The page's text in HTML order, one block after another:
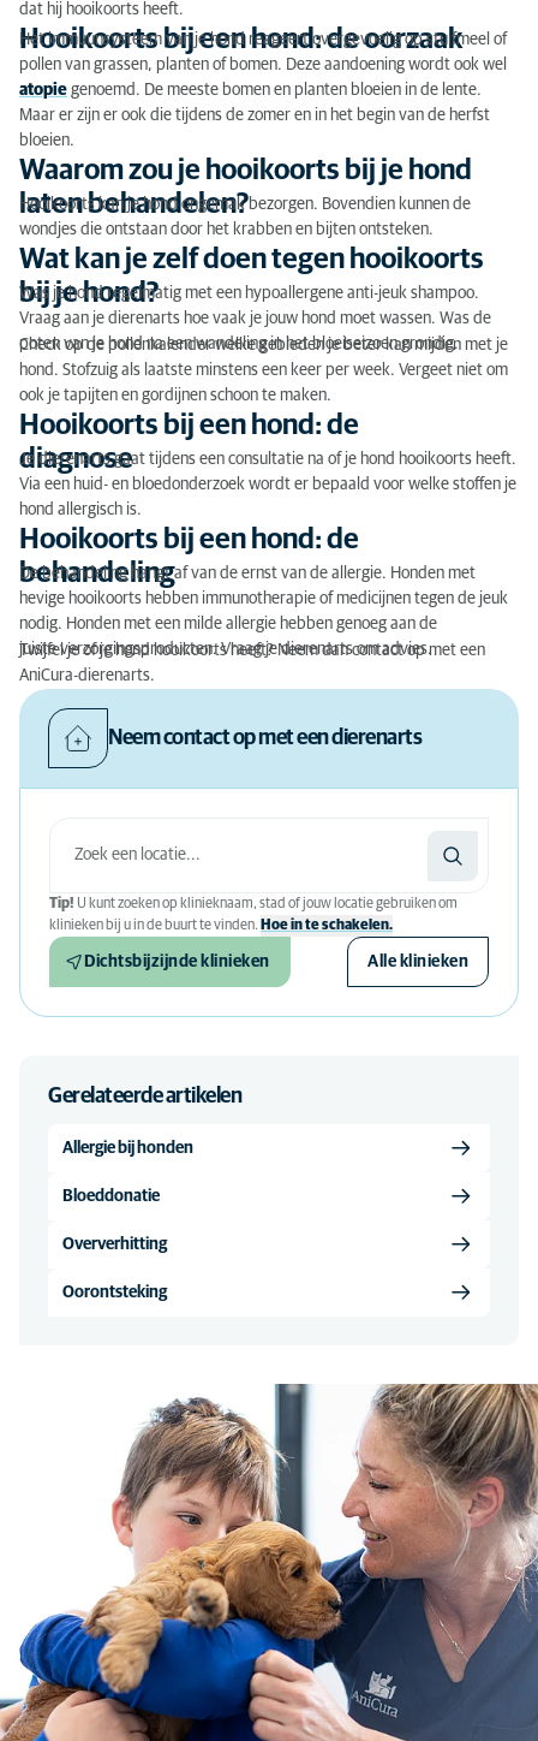
dat hij hooikoorts heeft.
Hooikoorts bij een hond: de oorzaak
Het immuunsysteem van je hond reageert overgevoelig op stuifmeel of
pollen van grassen, planten of bomen. Deze aandoening wordt ook wel
atopie genoemd. De meeste bomen en planten bloeien in de lente.
Maar er zijn er ook die tijdens de zomer en in het begin van de herfst
bloeien.
Waarom zou je hooikoorts bij je hond
laten behandelen?
Hooikoorts kan je hond ongemak bezorgen. Bovendien kunnen de
wondjes die ontstaan door het krabben en bijten ontsteken.
Wat kan je zelf doen tegen hooikoorts
bij je hond?
Was je hond regelmatig met een hypoallergene anti-jeuk shampoo.
Vraag aan je dierenarts hoe vaak je jouw hond moet wassen. Was de
poten van je hond na een wandeling in het bloeiseizoen grondig.
Check op de pollenkalender welke gebieden je beter kan mijden met je
hond. Stofzuig als laatste minstens een keer per week. Vergeet niet om
ook je tapijten en gordijnen schoon te maken.
Hooikoorts bij een hond: de
diagnose
Je dierenarts gaat tijdens een consultatie na of je hond hooikoorts heeft.
Via een huid- en bloedonderzoek wordt er bepaald voor welke stoffen je
hond allergisch is.
Hooikoorts bij een hond: de
behandeling
De behandeling hangt af van de ernst van de allergie. Honden met
hevige hooikoorts hebben immunotherapie of medicijnen tegen de jeuk
nodig. Honden met een milde allergie hebben genoeg aan de
juiste verzorgingsproducten. Vraag je dierenarts om advies.
Twijfel je of je hond hooikoorts heeft? Neem dan contact op met een
AniCura-dierenarts.
Neem contact op met een dierenarts
Tip! U kunt zoeken op klinieknaam, stad of jouw locatie gebruiken om
klinieken bij u in de buurt te vinden. Hoe in te schakelen.
Dichtsbijzijnde klinieken Alle klinieken
Gerelateerde artikelen
Allergie bij honden
Bloeddonatie
Oververhitting
Oorontsteking